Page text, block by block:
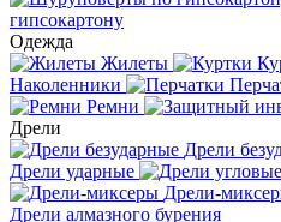
гипсокартону
Одежда
Жилеты
Наколенники
Ремни
Дрели
Дрели
Дрели ударные
Дрели-
Дрели алмазного бурения